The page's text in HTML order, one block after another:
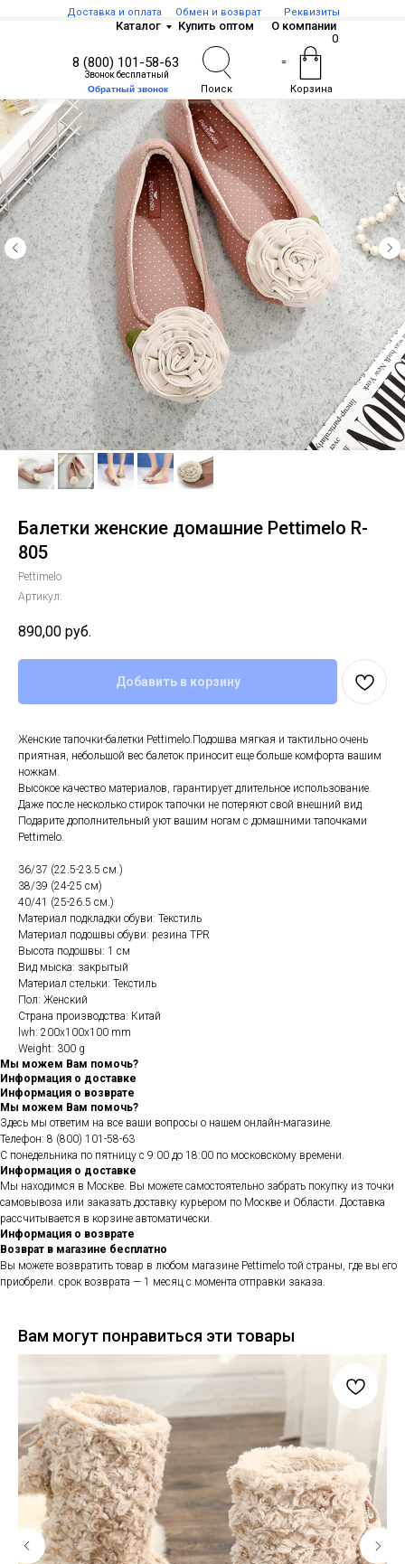
8 (800) 101-58-63
Звонок бесплатный
Каталог Купить оптом О компании
Доставка и оплата Обмен и возврат Реквизиты
0
=
Обратный звонок Поиск Корзина
Балетки женские домашние Pettimelo R-
805
Pettimelo
Артикул:
890,00 руб.
Добавить в корзину
Женские тапочки-балетки Pettimelo.Подошва мягкая и тактильно очень
приятная, небольшой вес балеток приносит еще больше комфорта вашим
ножкам.
Высокое качество материалов, гарантирует длительное использование.
Даже после несколько стирок тапочки не потеряют свой внешний вид.
Подарите дополнительный уют вашим ногам с домашними тапочками
Pettimelo.
36/37 (22.5-23.5 см.)
38/39 (24-25 см)
40/41 (25-26.5 см.)
Материал подкладки обуви: Текстиль
Материал подошвы обуви: резина TPR
Высота подошвы: 1 см
Вид мыска: закрытый
Материал стельки: Текстиль
Пол: Женский
Страна производства: Китай
lwh: 200x100x100 mm
Weight: 300 g
Мы можем Вам помочь?
Информация о доставке
Информация о возврате
Мы можем Вам помочь?
Здесь мы ответим на все ваши вопросы о нашем онлайн-магазине.
Телефон: 8 (800) 101-58-63
С понедельника по пятницу с 9:00 до 18:00 по московскому времени.
Информация о доставке
Мы находимся в Москве. Вы можете самостоятельно забрать покупку из точки
самовывоза или заказать доставку курьером по Москве и Области. Доставка
рассчитывается в корзине автоматически.
Информация о возврате
Возврат в магазине бесплатно
Вы можете возвратить товар в любом магазине Pettimelo той страны, где вы его
приобрели. срок возврата — 1 месяц с момента отправки заказа.
Вам могут понравиться эти товары